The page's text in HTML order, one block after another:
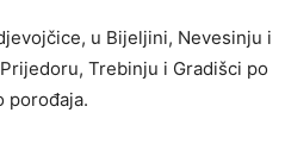
u Bijeljini, Nevesinju i
Trebinju i Gradišci po
porođaja.